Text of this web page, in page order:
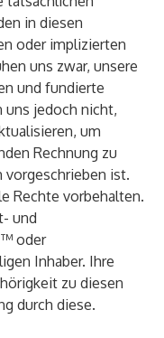
in diesen
oder implizierten
uns zwar, unsere
und fundierte
jedoch nicht,
um
Rechnung zu
ist.
Rechte vorbehalten.
und
oder
Inhaber. Ihre
zu diesen
durch diese.